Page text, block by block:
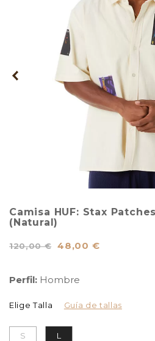
Camisa HUF: Stax
(Natural)
120,00 € 48,00 €
Perfil: Hombre
Elige Talla Guía de tallas
S L